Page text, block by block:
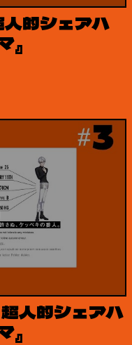
的シェアハ
』
人的シェアハ
』